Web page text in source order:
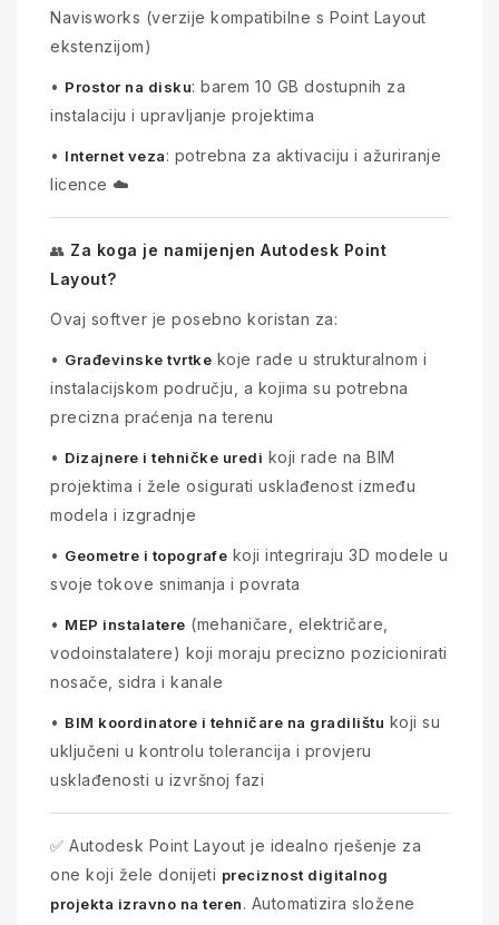
Navisworks (verzije kompatibilne s Point Layout
ekstenzijom)
• Prostor na disku: barem 10 GB dostupnih za
instalaciju i upravljanje projektima
• Internet veza: potrebna za aktivaciju i ažuriranje
licence ☁️
👥 Za koga je namijenjen Autodesk Point
Layout?
Ovaj softver je posebno koristan za:
• Građevinske tvrtke koje rade u strukturalnom i
instalacijskom području, a kojima su potrebna
precizna praćenja na terenu
• Dizajnere i tehničke uredi koji rade na BIM
projektima i žele osigurati usklađenost između
modela i izgradnje
• Geometre i topografe koji integriraju 3D modele u
svoje tokove snimanja i povrata
• MEP instalatere (mehaničare, električare,
vodoinstalatere) koji moraju precizno pozicionirati
nosače, sidra i kanale
• BIM koordinatore i tehničare na gradilištu koji su
uključeni u kontrolu tolerancija i provjeru
usklađenosti u izvršnoj fazi
✅ Autodesk Point Layout je idealno rješenje za
one koji žele donijeti preciznost digitalnog
projekta izravno na teren. Automatizira složene